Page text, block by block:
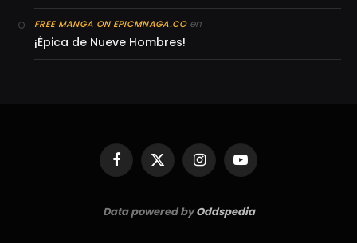
FREE MANGA ON EPICMNAGA.COen
¡Épica de Nueve Hombres!
Facebook
X
(Twitter)
InstagramYouTube
Data powered byOddspedia